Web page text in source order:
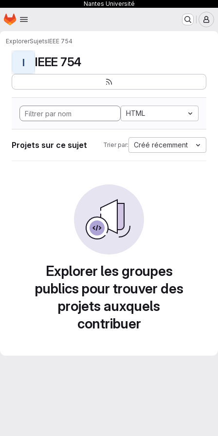
Nantes Université
Passer au contenu principal
Page d'accueil
ExplorerSujetsIEEE 754
I IEEE 754
HTML
Projets sur ce sujet Trier par: Créé récemment
Explorer les groupes
publics pour trouver des
projets auxquels
contribuer